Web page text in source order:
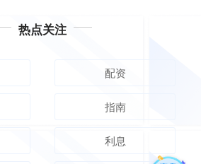
热点关注
配资
指南
利息